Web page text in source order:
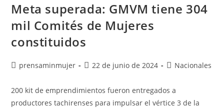
Meta superada: GMVM tiene 304
mil Comités de Mujeres
constituidos
prensaminmujer 22 de junio de 2024 Nacionales
200 kit de emprendimientos fueron entregados a
productores tachirenses para impulsar el vértice 3 de la